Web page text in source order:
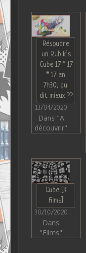
Résoudre
un Rubik’s
Cube 17 * 17
* 17 en
7h30, qui
dit mieux ??
13/04/2020
Dans "A
découvrir"
Cube [3
films]
30/10/2020
Dans
"Films"